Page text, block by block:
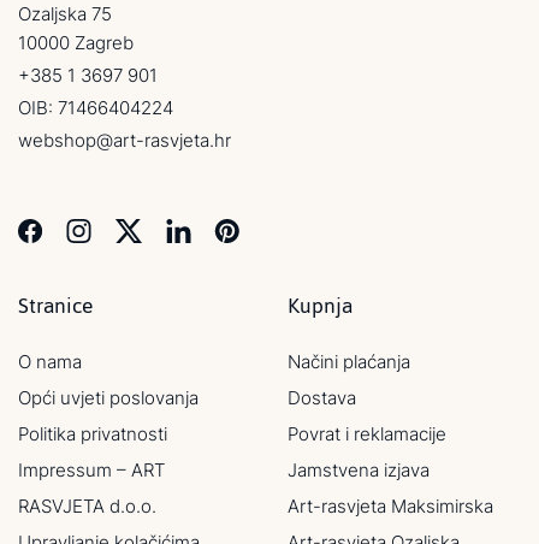
Ozaljska 75
10000 Zagreb
+385 1 3697 901
OIB: 71466404224
webshop@art-rasvjeta.hr
Stranice
O nama
Opći uvjeti poslovanja
Politika privatnosti
Impressum – ART
RASVJETA d.o.o.
Kupnja
Načini plaćanja
Dostava
Povrat i reklamacije
Jamstvena izjava
Art-rasvjeta Maksimirska